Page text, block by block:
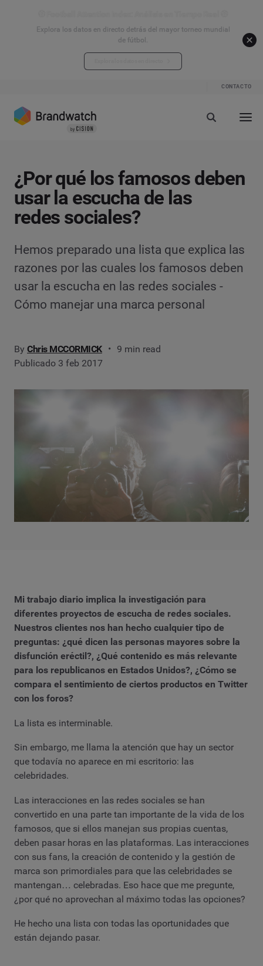
Explora los datos en directo detrás del mayor torneo mundial
de fútbol.
CONTACTO
¿Por qué los famosos deben
usar la escucha de las
redes sociales?
Hemos preparado una lista que explica las
razones por las cuales los famosos deben
usar la escucha en las redes sociales -
Cómo manejar una marca personal
By Chris MCCORMICK
9 min read
Publicado 3 feb 2017
Mi trabajo diario implica la investigación para
diferentes proyectos de escucha de redes sociales.
Nuestros clientes nos han hecho cualquier tipo de
preguntas: ¿qué dicen las personas mayores sobre la
disfunción eréctil?, ¿Qué contenido es más relevante
para los republicanos en Estados Unidos?, ¿Cómo se
compara el sentimiento de ciertos productos en Twitter
con los foros?
La lista es interminable.
Sin embargo, me llama la atención que hay un sector
que todavía no aparece en mi escritorio: las
celebridades.
Las interacciones en las redes sociales se han
convertido en una parte tan importante de la vida de los
famosos, que si ellos manejan sus propias cuentas,
deben pasar horas en las plataformas. Las interacciones
con sus fans, la creación de contenido y la gestión de
marca son primordiales para que las celebridades se
mantengan… celebradas. Eso hace que me pregunte,
¿por qué no aprovechan al máximo todas las opciones?
He hecho una lista con todas las oportunidades que
están dejando pasar.